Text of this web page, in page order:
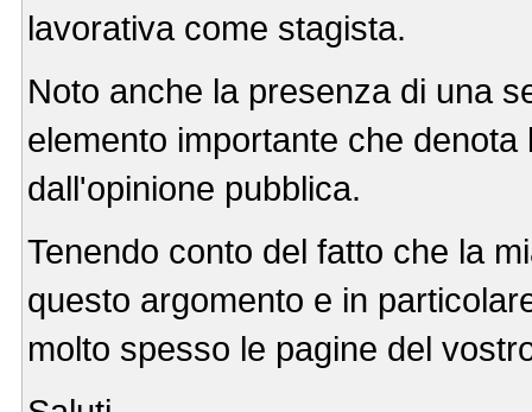
lavorativa come stagista.
Noto anche la presenza di una
elemento importante che
dall'opinione pubblica.
Tenendo conto del fatto che la
questo argomento e in
molto spesso le pagine del